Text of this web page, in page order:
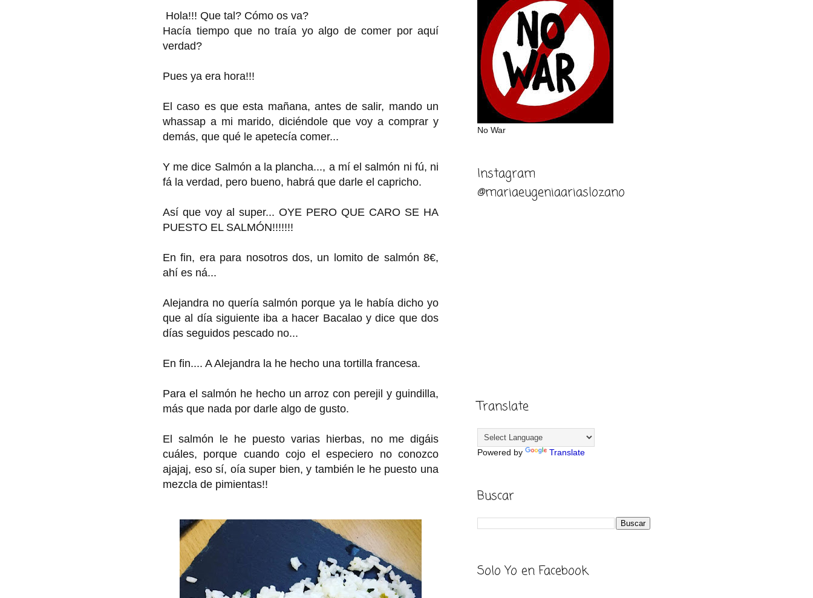
Hola!!! Que tal? Cómo os va?
Hacía tiempo que no traía yo algo de comer por aquí
verdad?
Pues ya era hora!!!
El caso es que esta mañana, antes de salir, mando un
whassap a mi marido, diciéndole que voy a comprar y
demás, que qué le apetecía comer...
Y me dice Salmón a la plancha..., a mí el salmón ni fú, ni
fá la verdad, pero bueno, habrá que darle el capricho.
Así que voy al super... OYE PERO QUE CARO SE HA
PUESTO EL SALMÓN!!!!!!!
En fin, era para nosotros dos, un lomito de salmón 8€,
ahí es ná...
Alejandra no quería salmón porque ya le había dicho yo
que al día siguiente iba a hacer Bacalao y dice que dos
días seguidos pescado no...
En fin.... A Alejandra la he hecho una tortilla francesa.
Para el salmón he hecho un arroz con perejil y guindilla,
más que nada por darle algo de gusto.
El salmón le he puesto varias hierbas, no me digáis
cuáles, porque cuando cojo el especiero no conozco
ajajaj, eso sí, oía super bien, y también le he puesto una
mezcla de pimientas!!
No War
Instagram
@mariaeugeniaariaslozano
Translate
Powered by Translate
Buscar
Solo Yo en Facebook